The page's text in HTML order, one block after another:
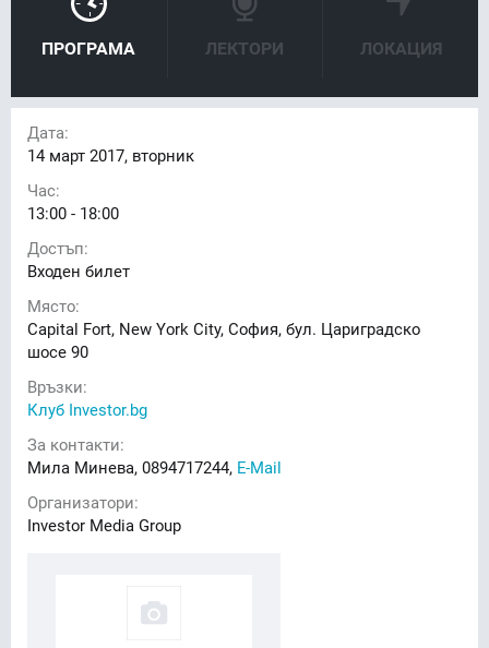
ПРОГРАМА ЛЕКТОРИ ЛОКАЦИЯ
Дата:
14 март 2017, вторник
Час:
13:00 - 18:00
Достъп:
Входен билет
Място:
Capital Fort, New York City, София, бул. Цариградско
шосе 90
Връзки:
Клуб Investor.bg
За контакти:
Мила Минева, 0894717244, E-Mail
Организатори:
Investor Media Group